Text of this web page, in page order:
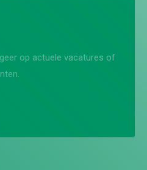
op actuele vacatures of